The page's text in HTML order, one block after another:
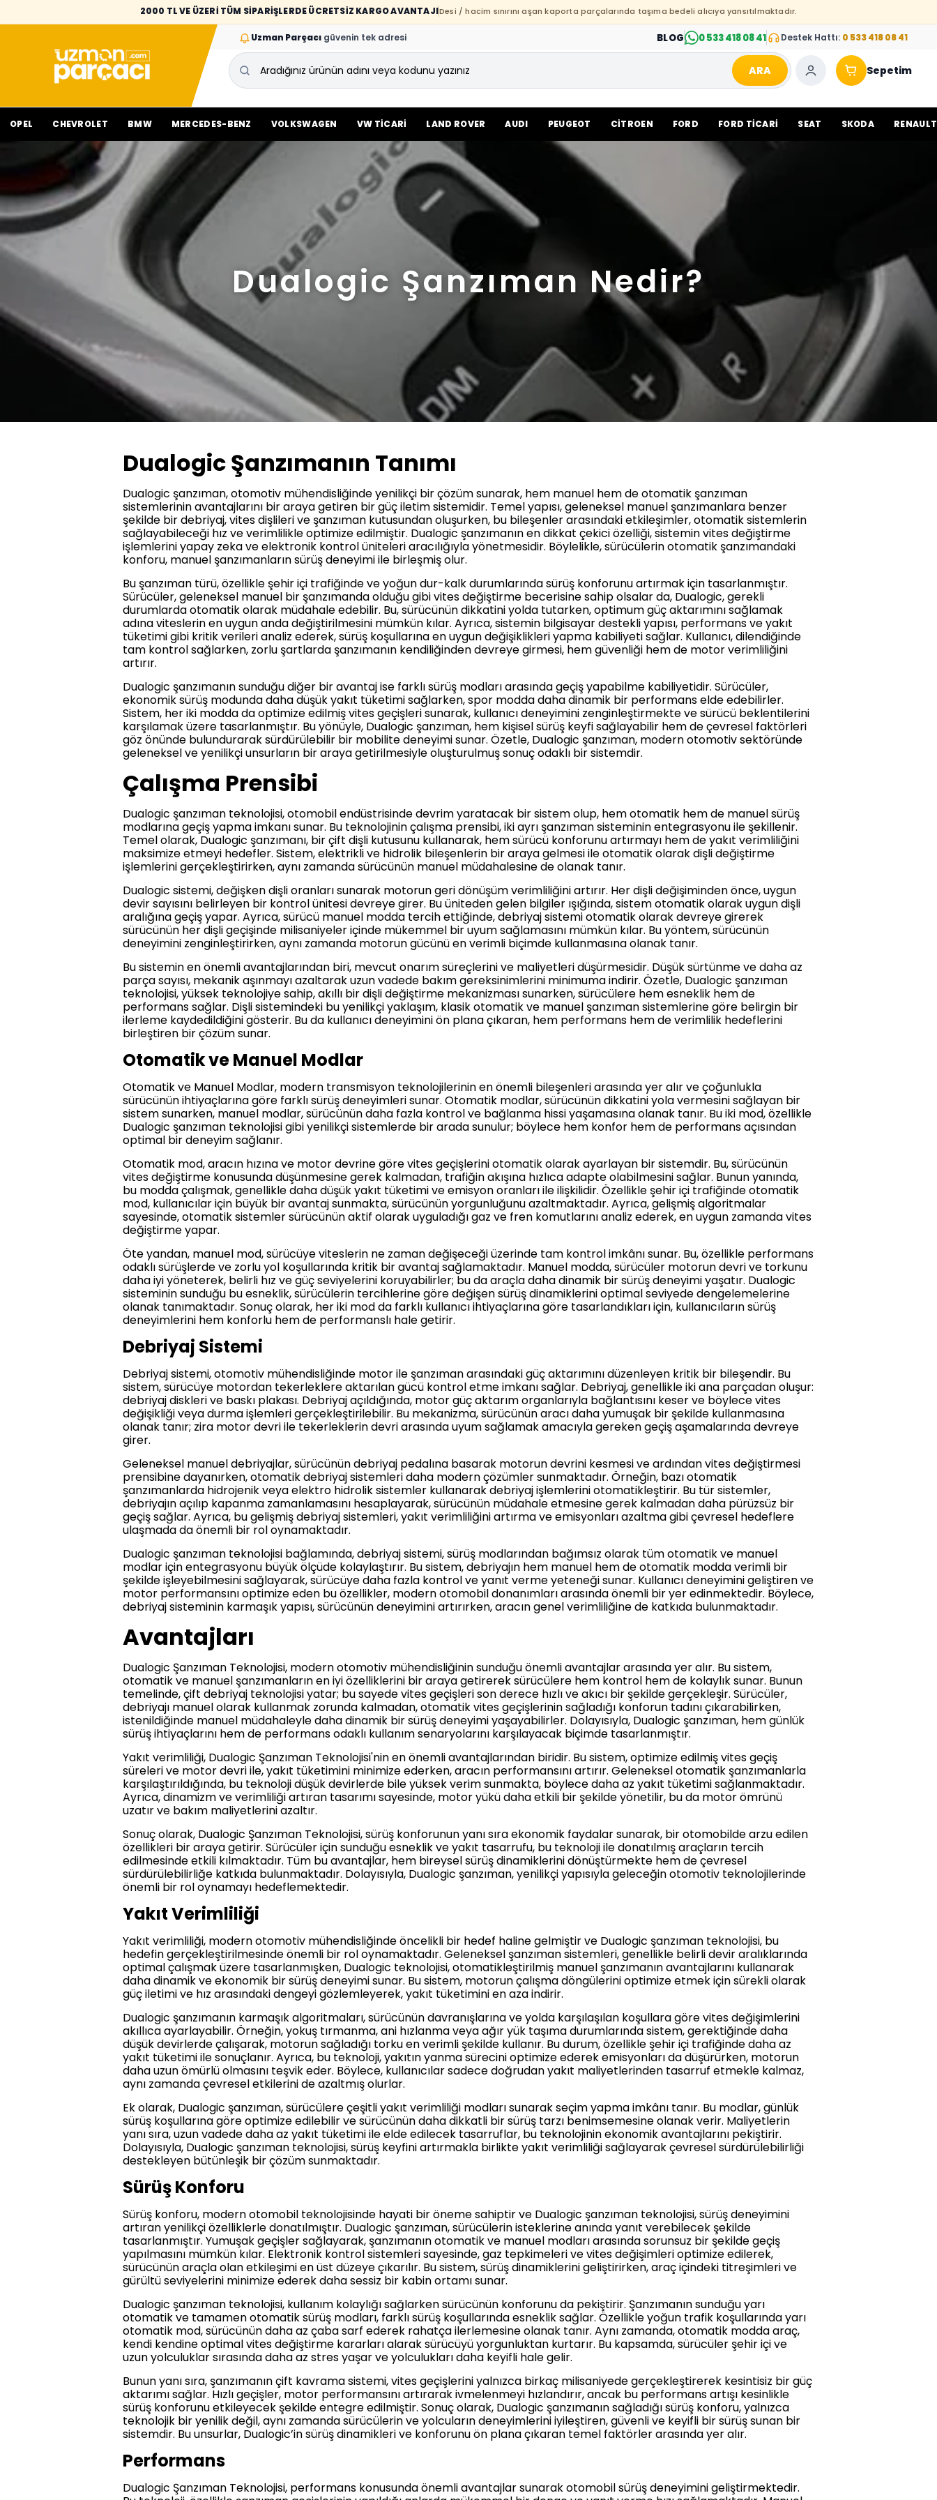
2000 TL VE ÜZERİ TÜM SİPARİŞLERDE ÜCRETSİZ KARGO AVANTAJIDesi / hacim sınırını aşan kaporta parçalarında taşıma bedeli alıcıya yansıtılmaktadır.
Uzman Parçacı güvenin tek adresi BLOG 0 533 418 08 41 Destek Hattı: 0 533 418 08 41
ARA Sepetim
OPEL CHEVROLET BMW MERCEDES-BENZ VOLKSWAGEN VW TİCARİ LAND ROVER AUDI PEUGEOT CİTROEN FORD FORD TİCARİ SEAT SKODA RENAULT
Dualogic Şanzıman Nedir?
Dualogic Şanzımanın Tanımı
Dualogic şanzıman, otomotiv mühendisliğinde yenilikçi bir çözüm sunarak, hem manuel hem de otomatik şanzıman
sistemlerinin avantajlarını bir araya getiren bir güç iletim sistemidir. Temel yapısı, geleneksel manuel şanzımanlara benzer
şekilde bir debriyaj, vites dişlileri ve şanzıman kutusundan oluşurken, bu bileşenler arasındaki etkileşimler, otomatik sistemlerin
sağlayabileceği hız ve verimlilikle optimize edilmiştir. Dualogic şanzımanın en dikkat çekici özelliği, sistemin vites değiştirme
işlemlerini yapay zeka ve elektronik kontrol üniteleri aracılığıyla yönetmesidir. Böylelikle, sürücülerin otomatik şanzımandaki
konforu, manuel şanzımanların sürüş deneyimi ile birleşmiş olur.
Bu şanzıman türü, özellikle şehir içi trafiğinde ve yoğun dur-kalk durumlarında sürüş konforunu artırmak için tasarlanmıştır.
Sürücüler, geleneksel manuel bir şanzımanda olduğu gibi vites değiştirme becerisine sahip olsalar da, Dualogic, gerekli
durumlarda otomatik olarak müdahale edebilir. Bu, sürücünün dikkatini yolda tutarken, optimum güç aktarımını sağlamak
adına viteslerin en uygun anda değiştirilmesini mümkün kılar. Ayrıca, sistemin bilgisayar destekli yapısı, performans ve yakıt
tüketimi gibi kritik verileri analiz ederek, sürüş koşullarına en uygun değişiklikleri yapma kabiliyeti sağlar. Kullanıcı, dilendiğinde
tam kontrol sağlarken, zorlu şartlarda şanzımanın kendiliğinden devreye girmesi, hem güvenliği hem de motor verimliliğini
artırır.
Dualogic şanzımanın sunduğu diğer bir avantaj ise farklı sürüş modları arasında geçiş yapabilme kabiliyetidir. Sürücüler,
ekonomik sürüş modunda daha düşük yakıt tüketimi sağlarken, spor modda daha dinamik bir performans elde edebilirler.
Sistem, her iki modda da optimize edilmiş vites geçişleri sunarak, kullanıcı deneyimini zenginleştirmekte ve sürücü beklentilerini
karşılamak üzere tasarlanmıştır. Bu yönüyle, Dualogic şanzıman, hem kişisel sürüş keyfi sağlayabilir hem de çevresel faktörleri
göz önünde bulundurarak sürdürülebilir bir mobilite deneyimi sunar. Özetle, Dualogic şanzıman, modern otomotiv sektöründe
geleneksel ve yenilikçi unsurların bir araya getirilmesiyle oluşturulmuş sonuç odaklı bir sistemdir.
Çalışma Prensibi
Dualogic şanzıman teknolojisi, otomobil endüstrisinde devrim yaratacak bir sistem olup, hem otomatik hem de manuel sürüş
modlarına geçiş yapma imkanı sunar. Bu teknolojinin çalışma prensibi, iki ayrı şanzıman sisteminin entegrasyonu ile şekillenir.
Temel olarak, Dualogic şanzımanı, bir çift dişli kutusunu kullanarak, hem sürücü konforunu artırmayı hem de yakıt verimliliğini
maksimize etmeyi hedefler. Sistem, elektrikli ve hidrolik bileşenlerin bir araya gelmesi ile otomatik olarak dişli değiştirme
işlemlerini gerçekleştirirken, aynı zamanda sürücünün manuel müdahalesine de olanak tanır.
Dualogic sistemi, değişken dişli oranları sunarak motorun geri dönüşüm verimliliğini artırır. Her dişli değişiminden önce, uygun
devir sayısını belirleyen bir kontrol ünitesi devreye girer. Bu üniteden gelen bilgiler ışığında, sistem otomatik olarak uygun dişli
aralığına geçiş yapar. Ayrıca, sürücü manuel modda tercih ettiğinde, debriyaj sistemi otomatik olarak devreye girerek
sürücünün her dişli geçişinde milisaniyeler içinde mükemmel bir uyum sağlamasını mümkün kılar. Bu yöntem, sürücünün
deneyimini zenginleştirirken, aynı zamanda motorun gücünü en verimli biçimde kullanmasına olanak tanır.
Bu sistemin en önemli avantajlarından biri, mevcut onarım süreçlerini ve maliyetleri düşürmesidir. Düşük sürtünme ve daha az
parça sayısı, mekanik aşınmayı azaltarak uzun vadede bakım gereksinimlerini minimuma indirir. Özetle, Dualogic şanzıman
teknolojisi, yüksek teknolojiye sahip, akıllı bir dişli değiştirme mekanizması sunarken, sürücülere hem esneklik hem de
performans sağlar. Dişli sistemindeki bu yenilikçi yaklaşım, klasik otomatik ve manuel şanzıman sistemlerine göre belirgin bir
ilerleme kaydedildiğini gösterir. Bu da kullanıcı deneyimini ön plana çıkaran, hem performans hem de verimlilik hedeflerini
birleştiren bir çözüm sunar.
Otomatik ve Manuel Modlar
Otomatik ve Manuel Modlar, modern transmisyon teknolojilerinin en önemli bileşenleri arasında yer alır ve çoğunlukla
sürücünün ihtiyaçlarına göre farklı sürüş deneyimleri sunar. Otomatik modlar, sürücünün dikkatini yola vermesini sağlayan bir
sistem sunarken, manuel modlar, sürücünün daha fazla kontrol ve bağlanma hissi yaşamasına olanak tanır. Bu iki mod, özellikle
Dualogic şanzıman teknolojisi gibi yenilikçi sistemlerde bir arada sunulur; böylece hem konfor hem de performans açısından
optimal bir deneyim sağlanır.
Otomatik mod, aracın hızına ve motor devrine göre vites geçişlerini otomatik olarak ayarlayan bir sistemdir. Bu, sürücünün
vites değiştirme konusunda düşünmesine gerek kalmadan, trafiğin akışına hızlıca adapte olabilmesini sağlar. Bunun yanında,
bu modda çalışmak, genellikle daha düşük yakıt tüketimi ve emisyon oranları ile ilişkilidir. Özellikle şehir içi trafiğinde otomatik
mod, kullanıcılar için büyük bir avantaj sunmakta, sürücünün yorgunluğunu azaltmaktadır. Ayrıca, gelişmiş algoritmalar
sayesinde, otomatik sistemler sürücünün aktif olarak uyguladığı gaz ve fren komutlarını analiz ederek, en uygun zamanda vites
değiştirme yapar.
Öte yandan, manuel mod, sürücüye viteslerin ne zaman değişeceği üzerinde tam kontrol imkânı sunar. Bu, özellikle performans
odaklı sürüşlerde ve zorlu yol koşullarında kritik bir avantaj sağlamaktadır. Manuel modda, sürücüler motorun devri ve torkunu
daha iyi yöneterek, belirli hız ve güç seviyelerini koruyabilirler; bu da araçla daha dinamik bir sürüş deneyimi yaşatır. Dualogic
sisteminin sunduğu bu esneklik, sürücülerin tercihlerine göre değişen sürüş dinamiklerini optimal seviyede dengelemelerine
olanak tanımaktadır. Sonuç olarak, her iki mod da farklı kullanıcı ihtiyaçlarına göre tasarlandıkları için, kullanıcıların sürüş
deneyimlerini hem konforlu hem de performanslı hale getirir.
Debriyaj Sistemi
Debriyaj sistemi, otomotiv mühendisliğinde motor ile şanzıman arasındaki güç aktarımını düzenleyen kritik bir bileşendir. Bu
sistem, sürücüye motordan tekerleklere aktarılan gücü kontrol etme imkanı sağlar. Debriyaj, genellikle iki ana parçadan oluşur:
debriyaj diskleri ve baskı plakası. Debriyaj açıldığında, motor güç aktarım organlarıyla bağlantısını keser ve böylece vites
değişikliği veya durma işlemleri gerçekleştirilebilir. Bu mekanizma, sürücünün aracı daha yumuşak bir şekilde kullanmasına
olanak tanır; zira motor devri ile tekerleklerin devri arasında uyum sağlamak amacıyla gereken geçiş aşamalarında devreye
girer.
Geleneksel manuel debriyajlar, sürücünün debriyaj pedalına basarak motorun devrini kesmesi ve ardından vites değiştirmesi
prensibine dayanırken, otomatik debriyaj sistemleri daha modern çözümler sunmaktadır. Örneğin, bazı otomatik
şanzımanlarda hidrojenik veya elektro hidrolik sistemler kullanarak debriyaj işlemlerini otomatikleştirir. Bu tür sistemler,
debriyajın açılıp kapanma zamanlamasını hesaplayarak, sürücünün müdahale etmesine gerek kalmadan daha pürüzsüz bir
geçiş sağlar. Ayrıca, bu gelişmiş debriyaj sistemleri, yakıt verimliliğini artırma ve emisyonları azaltma gibi çevresel hedeflere
ulaşmada da önemli bir rol oynamaktadır.
Dualogic şanzıman teknolojisi bağlamında, debriyaj sistemi, sürüş modlarından bağımsız olarak tüm otomatik ve manuel
modlar için entegrasyonu büyük ölçüde kolaylaştırır. Bu sistem, debriyajın hem manuel hem de otomatik modda verimli bir
şekilde işleyebilmesini sağlayarak, sürücüye daha fazla kontrol ve yanıt verme yeteneği sunar. Kullanıcı deneyimini geliştiren ve
motor performansını optimize eden bu özellikler, modern otomobil donanımları arasında önemli bir yer edinmektedir. Böylece,
debriyaj sisteminin karmaşık yapısı, sürücünün deneyimini artırırken, aracın genel verimliliğine de katkıda bulunmaktadır.
Avantajları
Dualogic Şanzıman Teknolojisi, modern otomotiv mühendisliğinin sunduğu önemli avantajlar arasında yer alır. Bu sistem,
otomatik ve manuel şanzımanların en iyi özelliklerini bir araya getirerek sürücülere hem kontrol hem de kolaylık sunar. Bunun
temelinde, çift debriyaj teknolojisi yatar; bu sayede vites geçişleri son derece hızlı ve akıcı bir şekilde gerçekleşir. Sürücüler,
debriyajı manuel olarak kullanmak zorunda kalmadan, otomatik vites geçişlerinin sağladığı konforun tadını çıkarabilirken,
istenildiğinde manuel müdahaleyle daha dinamik bir sürüş deneyimi yaşayabilirler. Dolayısıyla, Dualogic şanzıman, hem günlük
sürüş ihtiyaçlarını hem de performans odaklı kullanım senaryolarını karşılayacak biçimde tasarlanmıştır.
Yakıt verimliliği, Dualogic Şanzıman Teknolojisi'nin en önemli avantajlarından biridir. Bu sistem, optimize edilmiş vites geçiş
süreleri ve motor devri ile, yakıt tüketimini minimize ederken, aracın performansını artırır. Geleneksel otomatik şanzımanlarla
karşılaştırıldığında, bu teknoloji düşük devirlerde bile yüksek verim sunmakta, böylece daha az yakıt tüketimi sağlanmaktadır.
Ayrıca, dinamizm ve verimliliği artıran tasarımı sayesinde, motor yükü daha etkili bir şekilde yönetilir, bu da motor ömrünü
uzatır ve bakım maliyetlerini azaltır.
Sonuç olarak, Dualogic Şanzıman Teknolojisi, sürüş konforunun yanı sıra ekonomik faydalar sunarak, bir otomobilde arzu edilen
özellikleri bir araya getirir. Sürücüler için sunduğu esneklik ve yakıt tasarrufu, bu teknoloji ile donatılmış araçların tercih
edilmesinde etkili kılmaktadır. Tüm bu avantajlar, hem bireysel sürüş dinamiklerini dönüştürmekte hem de çevresel
sürdürülebilirliğe katkıda bulunmaktadır. Dolayısıyla, Dualogic şanzıman, yenilikçi yapısıyla geleceğin otomotiv teknolojilerinde
önemli bir rol oynamayı hedeflemektedir.
Yakıt Verimliliği
Yakıt verimliliği, modern otomotiv mühendisliğinde öncelikli bir hedef haline gelmiştir ve Dualogic şanzıman teknolojisi, bu
hedefin gerçekleştirilmesinde önemli bir rol oynamaktadır. Geleneksel şanzıman sistemleri, genellikle belirli devir aralıklarında
optimal çalışmak üzere tasarlanmışken, Dualogic teknolojisi, otomatikleştirilmiş manuel şanzımanın avantajlarını kullanarak
daha dinamik ve ekonomik bir sürüş deneyimi sunar. Bu sistem, motorun çalışma döngülerini optimize etmek için sürekli olarak
güç iletimi ve hız arasındaki dengeyi gözlemleyerek, yakıt tüketimini en aza indirir.
Dualogic şanzımanın karmaşık algoritmaları, sürücünün davranışlarına ve yolda karşılaşılan koşullara göre vites değişimlerini
akıllıca ayarlayabilir. Örneğin, yokuş tırmanma, ani hızlanma veya ağır yük taşıma durumlarında sistem, gerektiğinde daha
düşük devirlerde çalışarak, motorun sağladığı torku en verimli şekilde kullanır. Bu durum, özellikle şehir içi trafiğinde daha az
yakıt tüketimi ile sonuçlanır. Ayrıca, bu teknoloji, yakıtın yanma sürecini optimize ederek emisyonları da düşürürken, motorun
daha uzun ömürlü olmasını teşvik eder. Böylece, kullanıcılar sadece doğrudan yakıt maliyetlerinden tasarruf etmekle kalmaz,
aynı zamanda çevresel etkilerini de azaltmış olurlar.
Ek olarak, Dualogic şanzıman, sürücülere çeşitli yakıt verimliliği modları sunarak seçim yapma imkânı tanır. Bu modlar, günlük
sürüş koşullarına göre optimize edilebilir ve sürücünün daha dikkatli bir sürüş tarzı benimsemesine olanak verir. Maliyetlerin
yanı sıra, uzun vadede daha az yakıt tüketimi ile elde edilecek tasarruflar, bu teknolojinin ekonomik avantajlarını pekiştirir.
Dolayısıyla, Dualogic şanzıman teknolojisi, sürüş keyfini artırmakla birlikte yakıt verimliliği sağlayarak çevresel sürdürülebilirliği
destekleyen bütünleşik bir çözüm sunmaktadır.
Sürüş Konforu
Sürüş konforu, modern otomobil teknolojisinde hayati bir öneme sahiptir ve Dualogic şanzıman teknolojisi, sürüş deneyimini
artıran yenilikçi özelliklerle donatılmıştır. Dualogic şanzıman, sürücülerin isteklerine anında yanıt verebilecek şekilde
tasarlanmıştır. Yumuşak geçişler sağlayarak, şanzımanın otomatik ve manuel modları arasında sorunsuz bir şekilde geçiş
yapılmasını mümkün kılar. Elektronik kontrol sistemleri sayesinde, gaz tepkimeleri ve vites değişimleri optimize edilerek,
sürücünün araçla olan etkileşimi en üst düzeye çıkarılır. Bu sistem, sürüş dinamiklerini geliştirirken, araç içindeki titreşimleri ve
gürültü seviyelerini minimize ederek daha sessiz bir kabin ortamı sunar.
Dualogic şanzıman teknolojisi, kullanım kolaylığı sağlarken sürücünün konforunu da pekiştirir. Şanzımanın sunduğu yarı
otomatik ve tamamen otomatik sürüş modları, farklı sürüş koşullarında esneklik sağlar. Özellikle yoğun trafik koşullarında yarı
otomatik mod, sürücünün daha az çaba sarf ederek rahatça ilerlemesine olanak tanır. Aynı zamanda, otomatik modda araç,
kendi kendine optimal vites değiştirme kararları alarak sürücüyü yorgunluktan kurtarır. Bu kapsamda, sürücüler şehir içi ve
uzun yolculuklar sırasında daha az stres yaşar ve yolculukları daha keyifli hale gelir.
Bunun yanı sıra, şanzımanın çift kavrama sistemi, vites geçişlerini yalnızca birkaç milisaniyede gerçekleştirerek kesintisiz bir güç
aktarımı sağlar. Hızlı geçişler, motor performansını artırarak ivmelenmeyi hızlandırır, ancak bu performans artışı kesinlikle
sürüş konforunu etkileyecek şekilde entegre edilmiştir. Sonuç olarak, Dualogic şanzımanın sağladığı sürüş konforu, yalnızca
teknolojik bir yenilik değil, aynı zamanda sürücülerin ve yolcuların deneyimlerini iyileştiren, güvenli ve keyifli bir sürüş sunan bir
sistemdir. Bu unsurlar, Dualogic’in sürüş dinamikleri ve konforunu ön plana çıkaran temel faktörler arasında yer alır.
Performans
Dualogic Şanzıman Teknolojisi, performans konusunda önemli avantajlar sunarak otomobil sürüş deneyimini geliştirmektedir.